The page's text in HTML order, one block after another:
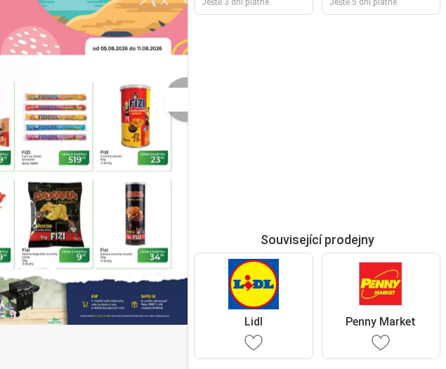
Ještě 3 dní platné Ještě 5 dní platné
Související prodejny
Lidl Penny Market